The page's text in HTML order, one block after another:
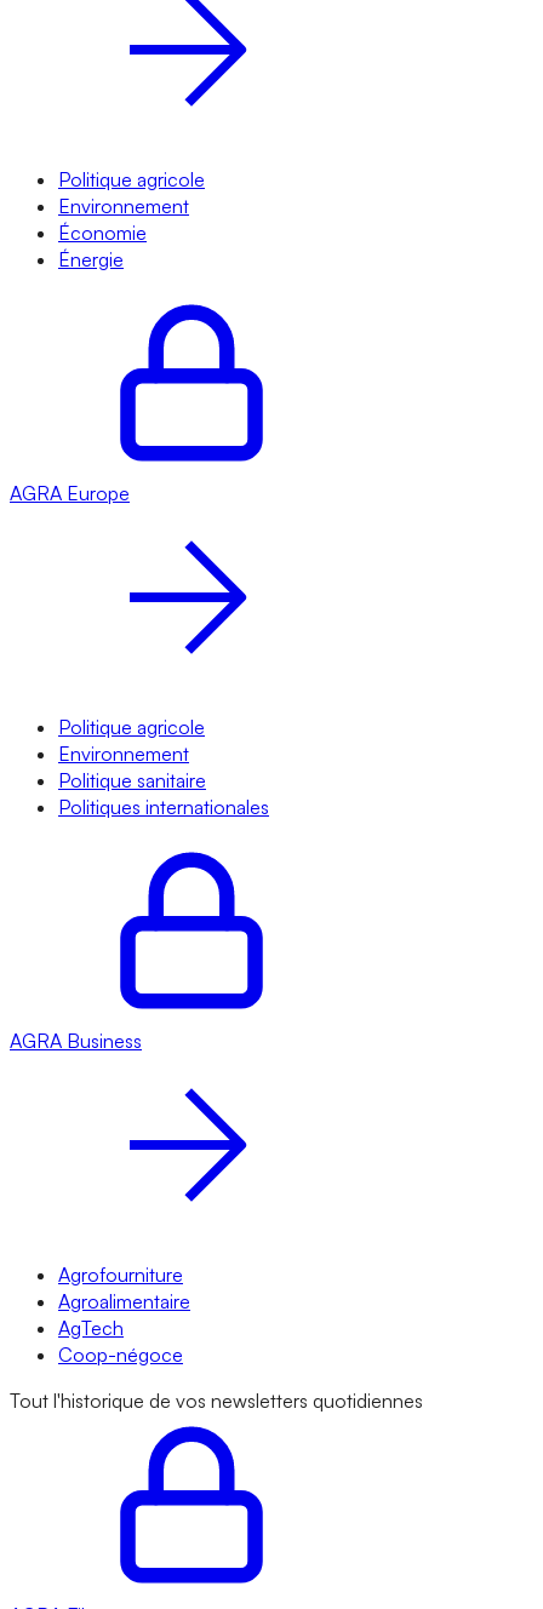
Politique agricole
Environnement
Économie
Énergie
AGRA Europe
Politique agricole
Environnement
Politique sanitaire
Politiques internationales
AGRA Business
Agrofourniture
Agroalimentaire
AgTech
Coop-négoce
Tout l'historique de vos newsletters quotidiennes